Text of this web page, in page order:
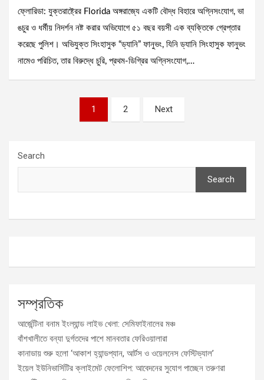
ফ্লোরিডা: যুক্তরাষ্ট্রের Florida অঙ্গরাজ্যে একটি বৌদ্ধ বিহারে অগ্নিসংযোগ, ভা
ঙচুর ও ধর্মীয় নিদর্শন নষ্ট করার অভিযোগে ৫১ বছর বয়সী এক ব্যক্তিকে গ্রেপ্তার
করেছে পুলিশ। অভিযুক্ত সিংহাসুক “ড্যানি” ফানুভং, যিনি ড্যানি সিংহাসুক ফানুভং
নামেও পরিচিত, তার বিরুদ্ধে চুরি, প্রথম-ডিগ্রির অগ্নিসংযোগ,…
pagination
1 2 Next
Search
Search
সম্প্রতিক
আর্জেন্টিনা বনাম ইংল্যান্ড লাইভ খেলা: সেমিফাইনালের মঞ্চ
বাঁশখালীতে বন্যা দুর্গতদের পাশে মানবতার ফেরিওয়ালারা
কানাডায় শুরু হলো ‘আকাশ হ্যান্ডপ্যান, আর্টস ও ওয়েলনেস ফেস্টিভ্যাল’
ইয়েল ইউনিভার্সিটির ক্লাইমেট ফেলোশিপ: আবেদনের সুযোগ পাচ্ছেন তরুণরা